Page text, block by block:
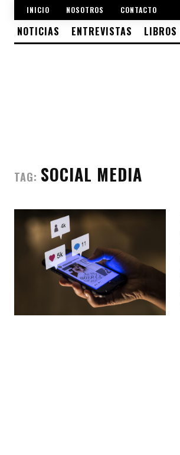
INICIO NOSOTROS CONTACTO
NOTICIAS ENTREVISTAS LIBROS
TAG: SOCIAL MEDIA